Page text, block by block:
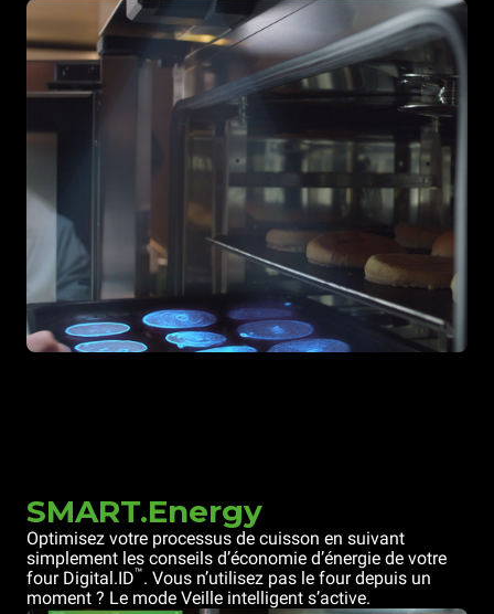
SMART.Energy
Optimisez votre processus de cuisson en suivant
simplement les conseils d’économie d’énergie de votre
four Digital.ID™. Vous n’utilisez pas le four depuis un
moment ? Le mode Veille intelligent s’active.